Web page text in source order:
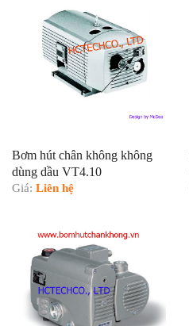
Bơm hút chân không không
dùng dầu VT4.10
Giá: Liên hệ